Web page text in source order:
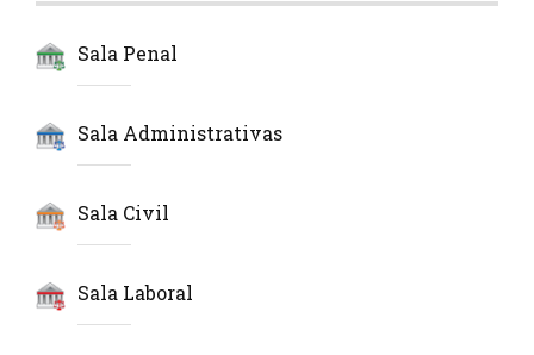
Sala Penal
Sala Administrativas
Sala Civil
Sala Laboral